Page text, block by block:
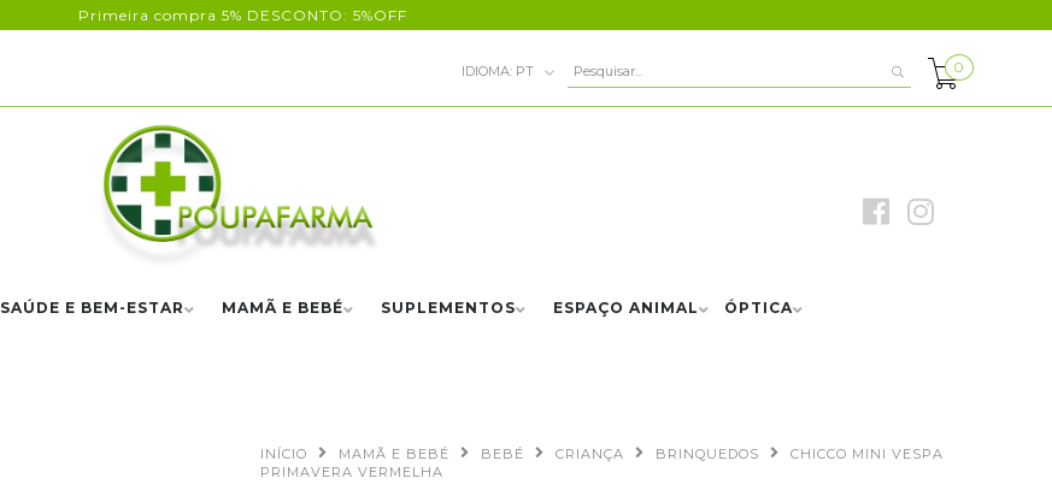
Primeira compra 5% DESCONTO: 5%OFF
IDIOMA: PT 0
SAÚDE E BEM-ESTAR MAMÃ E BEBÉ SUPLEMENTOS ESPAÇO ANIMAL ÓPTICA
INÍCIO MAMÃ E BEBÉ BEBÉ CRIANÇA BRINQUEDOS
CHICCO MINI VESPA
PRIMAVERA VERMELHA